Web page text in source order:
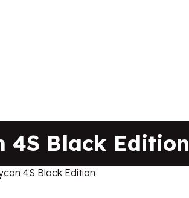
4S Black Edition
4S Black Edition